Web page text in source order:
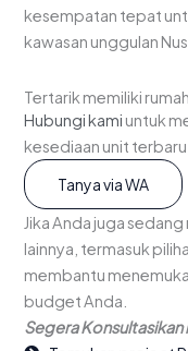
kesempatan tepat
kawasan unggulan
Tertarik memiliki
Hubungi kami untuk
kesediaan unit
Tanya via WA
Jika Anda juga
lainnya, termasuk
membantu
budget Anda.
Segera